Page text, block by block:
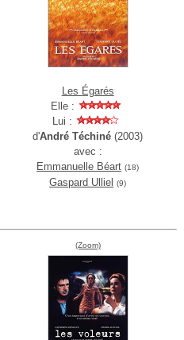
Les Égarés
Elle :
Lui :
d'André Téchiné (2003)
avec :
Emmanuelle Béart (18)
Gaspard Ulliel (9)
(Zoom)